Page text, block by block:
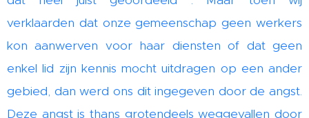
verklaarden dat onze gemeenschap geen werkers
kon aanwerven voor haar diensten of dat geen
enkel lid zijn kennis mocht uitdragen op een ander
gebied, dan werd ons dit ingegeven door de angst.
Deze angst is thans grotendeels weggevallen door